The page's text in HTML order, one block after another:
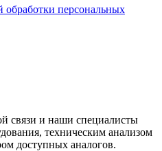
обработки персональных
связи и наши специалисты
техническим анализом
доступных аналогов.